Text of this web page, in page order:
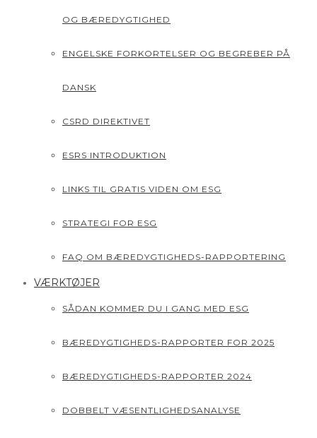
OG BÆREDYGTIGHED
ENGELSKE FORKORTELSER OG BEGREBER PÅ
DANSK
CSRD DIREKTIVET
ESRS INTRODUKTION
LINKS TIL GRATIS VIDEN OM ESG
STRATEGI FOR ESG
FAQ OM BÆREDYGTIGHEDS-RAPPORTERING
VÆRKTØJER
SÅDAN KOMMER DU I GANG MED ESG
BÆREDYGTIGHEDS-RAPPORTER FOR 2025
BÆREDYGTIGHEDS-RAPPORTER 2024
DOBBELT VÆSENTLIGHEDSANALYSE